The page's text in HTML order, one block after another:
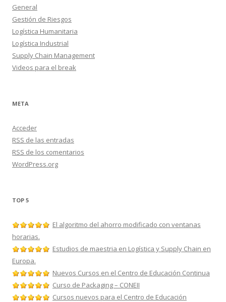
General
Gestión de Riesgos
Logística Humanitaria
Logística Industrial
Supply Chain Management
Videos para el break
META
Acceder
RSS de las entradas
RSS de los comentarios
WordPress.org
TOP 5
El algoritmo del ahorro modificado con ventanas
horarias.
Estudios de maestria en Logística y Supply Chain en
Europa.
Nuevos Cursos en el Centro de Educación Continua
Curso de Packaging – CONEII
Cursos nuevos para el Centro de Educación